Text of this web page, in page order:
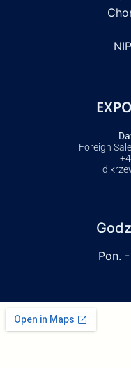
Foreign
Pon.